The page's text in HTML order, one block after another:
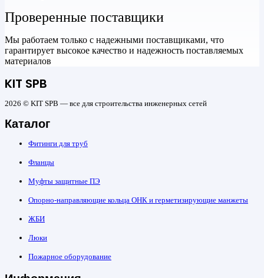
Проверенные поставщики
Мы работаем только с надежными поставщиками, что
гарантирует высокое качество и надежность поставляемых
материалов
KIT SPB
2026 © KIT SPB — все для строительства инженерных сетей
Каталог
Фитинги для труб
Фланцы
Муфты защитные ПЭ
Опорно-направляющие кольца ОНК и герметизирующие манжеты
ЖБИ
Люки
Пожарное оборудование